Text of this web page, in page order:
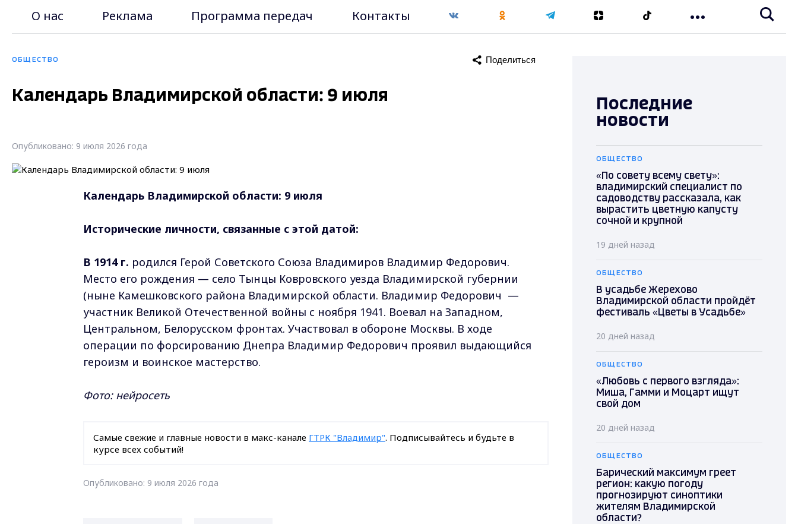
О нас Реклама Программа передач Контакты
ОБЩЕСТВО Поделиться
Календарь Владимирской области: 9 июля
Опубликовано: 9 июля 2026 года
Календарь Владимирской области: 9 июля
Исторические личности, связанные с этой датой:
В 1914 г. родился Герой Советского Союза Владимиров Владимир Федорович.
Место его рождения — село Тынцы Ковровского уезда Владимирской губернии
(ныне Камешковского района Владимирской области. Владимир Федорович —
участник Великой Отечественной войны с ноября 1941. Воевал на Западном,
Центральном, Белорусском фронтах. Участвовал в обороне Москвы. В ходе
операции по форсированию Днепра Владимир Федорович проявил выдающийся
героизм и воинское мастерство.
Фото: нейросеть
Самые свежие и главные новости в макс-канале ГТРК "Владимир". Подписывайтесь и будьте в
курсе всех событий!
Опубликовано: 9 июля 2026 года
Последние
новости
ОБЩЕСТВО
«По совету всему свету»:
владимирский специалист по
садоводству рассказала, как
вырастить цветную капусту
сочной и крупной
19 дней назад
ОБЩЕСТВО
В усадьбе Жерехово
Владимирской области пройдёт
фестиваль «Цветы в Усадьбе»
20 дней назад
ОБЩЕСТВО
«Любовь с первого взгляда»:
Миша, Гамми и Моцарт ищут
свой дом
20 дней назад
ОБЩЕСТВО
Барический максимум греет
регион: какую погоду
прогнозируют синоптики
жителям Владимирской
области?